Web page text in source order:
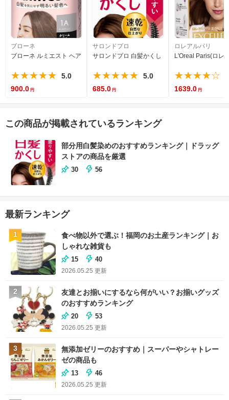
ブローネ
ブローネ ルミエスト ヘアカラー 1A クールアッシュ [医薬部外品] 白髪を気に
★★★★★
5.0
900.0
サロンドプロ
サロンドプロ 白髪かくし カラーオンリタッチ ダ
★★★★★
5.0
685.0
ロレアルパリ
L'Oreal Paris(ロレ
★★★★☆
1639.0
この商品が掲載されているランキング
部分用白髪染めのおすすめランキング｜ドラッグ
ストアの商品を厳選
30 56
最新ランキング
1
食べ物以外で選ぶ！福岡のお土産ランキング｜お
しゃれな雑貨も
15 40
2026.05.25 更新
2
友達とお揃いにするなら何がいい？お揃いグッズ
のおすすめランキング
20 53
2026.05.25 更新
3
無添加ゼリーのおすすめ｜スーパーやシャトレー
ゼの商品も
13 46
2026.05.25 更新